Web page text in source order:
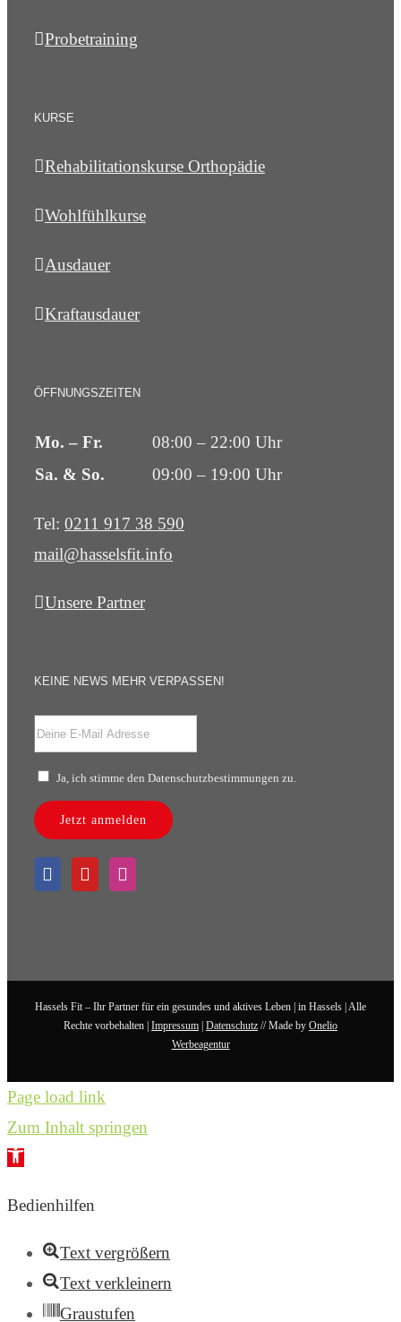
Probetraining
KURSE
Rehabilitationskurse Orthopädie
Wohlfühlkurse
Ausdauer
Kraftausdauer
ÖFFNUNGSZEITEN
Mo. – Fr.
08:00 – 22:00 Uhr
Sa. & So.
09:00 – 19:00 Uhr
Tel: 0211 917 38 590
mail@hasselsfit.info
Unsere Partner
KEINE NEWS MEHR VERPASSEN!
Ja, ich stimme den Datenschutzbestimmungen zu.
Jetzt anmelden
Hassels Fit – Ihr Partner für ein gesundes und aktives Leben | in Hassels | Alle
Rechte vorbehalten | Impressum Datenschutz // Made by Onelio
Werbeagentur
Page load link
Zum Inhalt springen
Werkzeugleiste
Bedienhilfen
Text vergrößern
Text verkleinern
Graustufen